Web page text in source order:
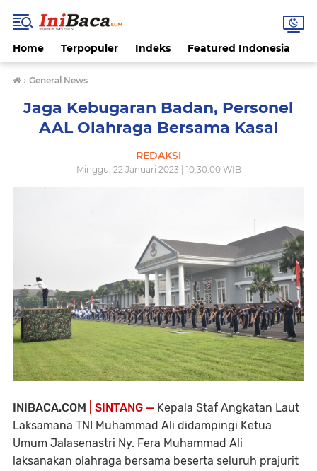
Home Terpopuler Indeks Featured Indonesia
› General News
Jaga Kebugaran Badan, Personel
AAL Olahraga Bersama Kasal
REDAKSI
Minggu, 22 Januari 2023 | 10.30.00 WIB
INIBACA.COM | SINTANG — Kepala Staf Angkatan Laut
Laksamana TNI Muhammad Ali didampingi Ketua
Umum Jalasenastri Ny. Fera Muhammad Ali
laksanakan olahraga bersama beserta seluruh prajurit